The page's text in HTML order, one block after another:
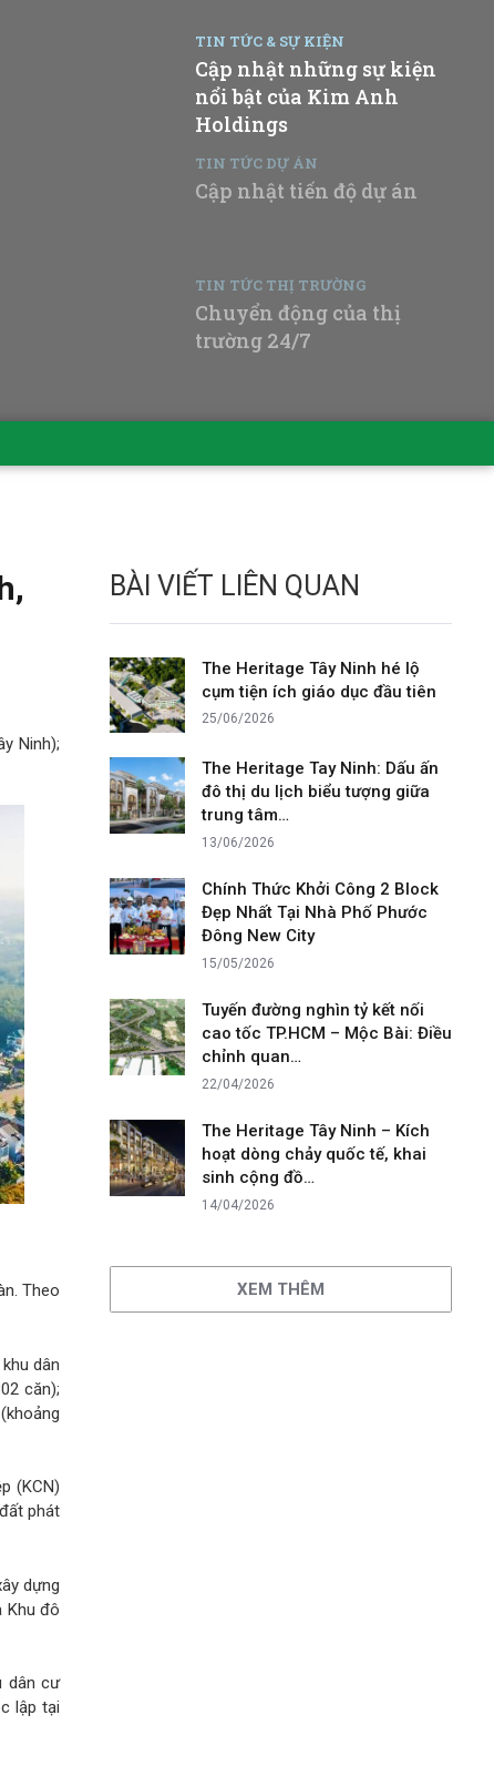
TIN TỨC & SỰ KIỆN
Cập nhật những sự kiện
nổi bật của Kim Anh
Holdings
TIN TỨC DỰ ÁN
Cập nhật tiến độ dự án
TIN TỨC THỊ TRƯỜNG
Chuyển động của thị
trường 24/7
Ninh);
Theo
dân
căn);
(KCN)
phát
dựng
Khu đô
dân cư
lập tại
BÀI VIẾT LIÊN QUAN
The Heritage Tây Ninh hé lộ
cụm tiện ích giáo dục đầu tiên
25/06/2026
The Heritage Tay Ninh: Dấu ấn
đô thị du lịch biểu tượng giữa
trung tâm…
13/06/2026
Chính Thức Khởi Công 2 Block
Đẹp Nhất Tại Nhà Phố Phước
Đông New City
15/05/2026
Tuyến đường nghìn tỷ kết nối
cao tốc TP.HCM – Mộc Bài: Điều
chỉnh quan…
22/04/2026
The Heritage Tây Ninh – Kích
hoạt dòng chảy quốc tế, khai
sinh cộng đồ…
14/04/2026
XEM THÊM